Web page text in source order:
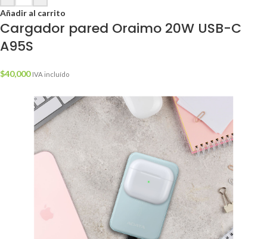
Añadir al carrito
Cargador pared Oraimo 20W USB-C
A95S
$40,000 IVA incluído